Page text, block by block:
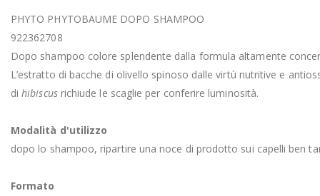
PHYTO PHYTOBAUME DOPO SHAMPOO
922362708
Dopo shampoo colore splendente dalla formula altamente
L’estratto di bacche di olivello spinoso dalle virtù nutritive e
dihibiscusrichiude le scaglie per conferire luminosità.
Modalità d'utilizzo
dopo lo shampoo, ripartire una noce di prodotto sui capelli ben
Formato